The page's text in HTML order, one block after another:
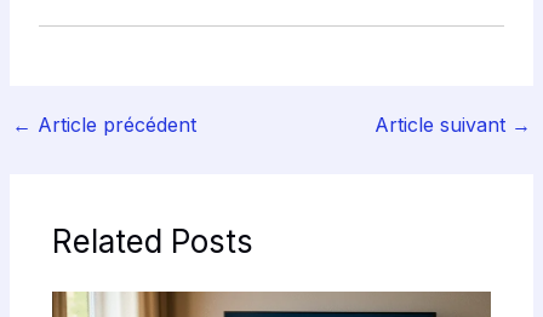
← Article précédent Article suivant →
Related Posts